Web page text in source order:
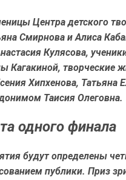
Центра детского
Смирнова и Алиса
Кулясова,
Кагакиной, творческие
Хипхенова, Татьяна
Таисия Олеговна.
одного финала
будут определены
публики. Приз